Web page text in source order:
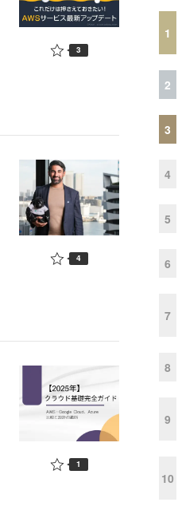
3
4
1
1
2
3
4
5
6
7
8
9
10